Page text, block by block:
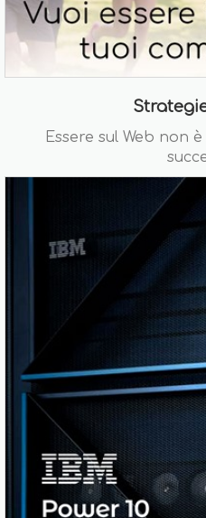
Essere sul Web non